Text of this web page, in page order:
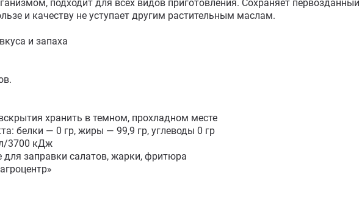
подходит для всех видов приготовления. Сохраняет
и качеству не уступает другим растительным маслам.
и запаха
хранить в темном, прохладном месте
белки — 0 гр, жиры — 99,9 гр, углеводы 0 гр
3700 кДж
для заправки салатов, жарки, фритюра